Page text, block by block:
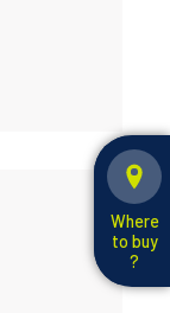
Where
to buy
?